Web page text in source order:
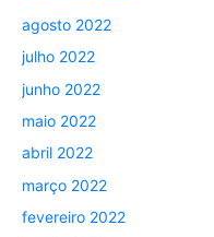
agosto 2022
julho 2022
junho 2022
maio 2022
abril 2022
março 2022
fevereiro 2022